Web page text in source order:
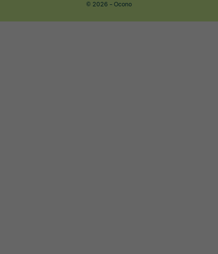
© 2026 - Ocono